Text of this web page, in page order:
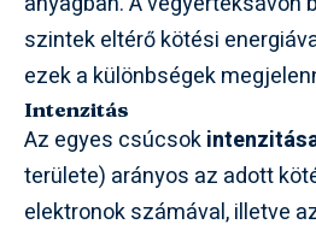
szintek eltérő kötési
ezek a különbségek
Intenzitás
Az egyes csúcsok
területe) arányos az adott
elektronok számával, illetve